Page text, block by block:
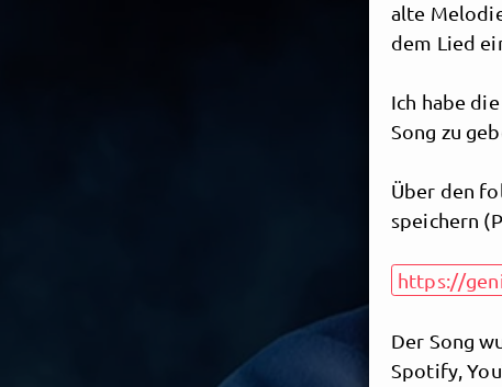
alte
dem Lied
Ich habe
Song zu
Über den
speichern
https://
Der Song
Spotify,